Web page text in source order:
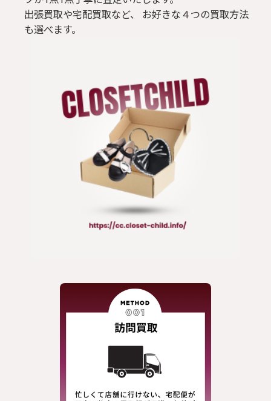
出張買取や宅配買取など、 お好きな４つの買取方法
も選べます。